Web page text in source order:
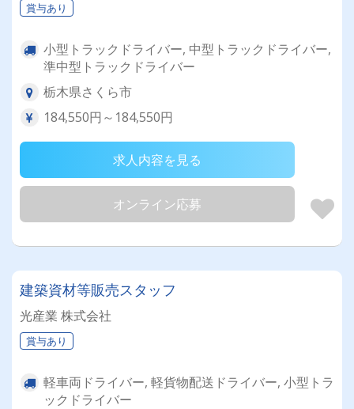
賞与あり
小型トラックドライバー, 中型トラックドライバー,
準中型トラックドライバー
栃木県さくら市
184,550円～184,550円
求人内容を見る
オンライン応募
建築資材等販売スタッフ
光産業 株式会社
賞与あり
軽車両ドライバー, 軽貨物配送ドライバー, 小型トラ
ックドライバー